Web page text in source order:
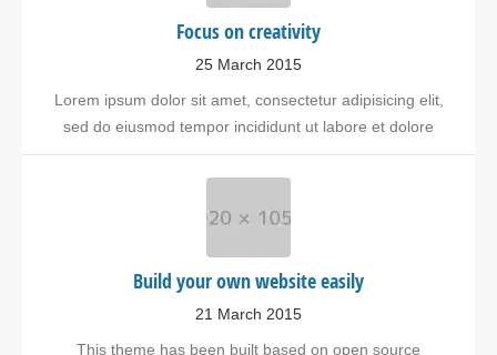
Focus on creativity
25 March 2015
Lorem ipsum dolor sit amet, consectetur adipisicing elit,
sed do eiusmod tempor incididunt ut labore et dolore
Build your own website easily
21 March 2015
This theme has been built based on open source